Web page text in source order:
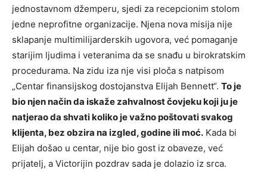
jednostavnom džemperu, sjedi za recepcionim stolom
jedne neprofitne organizacije. Njena nova misija nije
sklapanje multimilijarderskih ugovora, već pomaganje
starijim ljudima i veteranima da se snađu u birokratskim
procedurama. Na zidu iza nje visi ploča s natpisom
„Centar finansijskog dostojanstva Elijah Bennett“. To je
bio njen način da iskaže zahvalnost čovjeku koji ju je
natjerao da shvati koliko je važno poštovati svakog
klijenta, bez obzira na izgled, godine ili moć. Kada bi
Elijah došao u centar, nije bio gost iz obaveze, već
prijatelj, a Victorijin pozdrav sada je dolazio iz srca.